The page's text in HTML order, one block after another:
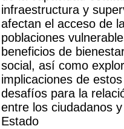
infraestructura y
afectan el acceso de
poblaciones
beneficios de
social, así como
implicaciones de estos
desafíos para la
entre los ciudadanos
Estado